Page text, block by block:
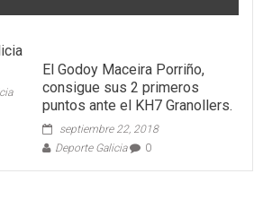
El Godoy Maceira Porriño,
consigue sus 2 primeros
puntos ante el KH7 Granollers.
septiembre 22, 2018
Deporte Galicia
0